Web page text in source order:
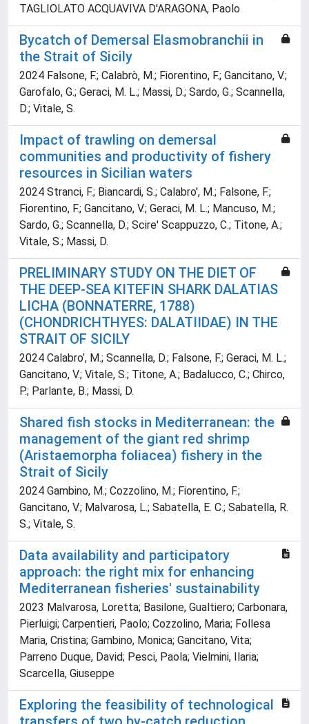
TAGLIOLATO ACQUAVIVA D'ARAGONA, Paolo
Bycatch of Demersal Elasmobranchii in
the Strait of Sicily
2024 Falsone, F.; Calabrò, M.; Fiorentino, F.; Gancitano, V.;
Garofalo, G.; Geraci, M. L.; Massi, D.; Sardo, G.; Scannella,
D.; Vitale, S.
Impact of trawling on demersal
communities and productivity of fishery
resources in Sicilian waters
2024 Stranci, F.; Biancardi, S.; Calabro', M.; Falsone, F.;
Fiorentino, F.; Gancitano, V.; Geraci, M. L.; Mancuso, M.;
Sardo, G.; Scannella, D.; Scire' Scappuzzo, C.; Titone, A.;
Vitale, S.; Massi, D.
PRELIMINARY STUDY ON THE DIET OF
THE DEEP-SEA KITEFIN SHARK DALATIAS
LICHA (BONNATERRE, 1788)
(CHONDRICHTHYES: DALATIIDAE) IN THE
STRAIT OF SICILY
2024 Calabro’, M.; Scannella, D.; Falsone, F.; Geraci, M. L.;
Gancitano, V.; Vitale, S.; Titone, A.; Badalucco, C.; Chirco,
P.; Parlante, B.; Massi, D.
Shared fish stocks in Mediterranean: the
management of the giant red shrimp
(Aristaemorpha foliacea) fishery in the
Strait of Sicily
2024 Gambino, M.; Cozzolino, M.; Fiorentino, F.;
Gancitano, V.; Malvarosa, L.; Sabatella, E. C.; Sabatella, R.
S.; Vitale, S.
Data availability and participatory
approach: the right mix for enhancing
Mediterranean fisheries' sustainability
2023 Malvarosa, Loretta; Basilone, Gualtiero; Carbonara,
Pierluigi; Carpentieri, Paolo; Cozzolino, Maria; Follesa
Maria, Cristina; Gambino, Monica; Gancitano, Vita;
Parreno Duque, David; Pesci, Paola; Vielmini, Ilaria;
Scarcella, Giuseppe
Exploring the feasibility of technological